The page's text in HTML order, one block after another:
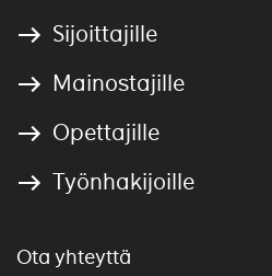
Sijoittajille
Mainostajille
Opettajille
Työnhakijoille
Ota yhteyttä